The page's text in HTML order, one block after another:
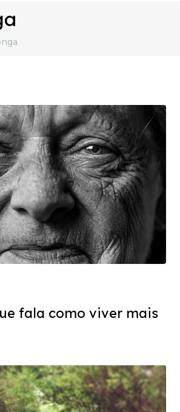
fala como viver mais